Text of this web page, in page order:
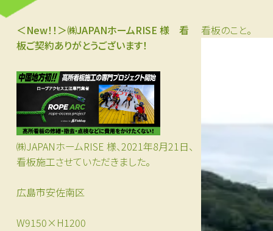
＜New！！＞㈱JAPANホームRISE 様 看
板ご契約ありがとうございます！
看板のこと。
㈱JAPANホームRISE 様、2021年8月21日、
看板施工させていただきました。
広島市安佐南区
W9150×H1200